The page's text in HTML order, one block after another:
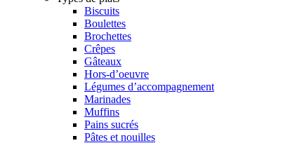
Biscuits
Boulettes
Brochettes
Crêpes
Gâteaux
Hors-d’oeuvre
Légumes d’accompagnement
Marinades
Muffins
Pains sucrés
Pâtes et nouilles